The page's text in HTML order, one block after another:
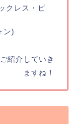
クレス・ピ
ン)
紹介していき
ますね！